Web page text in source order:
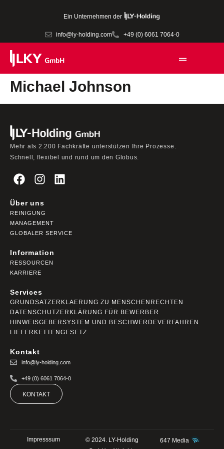
Ein Unternehmen der
info@ly-holding.com +49 (0) 6061 7064-0
Michael Johnson
Mehr als 2.200 Fachkräfte unterstützen Ihre Prozesse.
Schnell, flexibel und rund um den Globus.
Über uns
REINIGUNG
MANAGEMENT
GLOBALER SERVICE
Information
RESSOURCEN
KARRIERE
Services
GRUNDSATZERKLAERUNG ZU MENSCHENRECHTEN
DATENSCHUTZERKLÄRUNG FÜR BEWERBER
HINWEISGEBERSYSTEM UND BESCHWERDEVERFAHREN
LIEFERKETTENGESETZ
Kontakt
info@ly-holding.com
+49 (0) 6061 7064-0
KONTAKT
Impresssum
© 2024. LY-Holding
647 Media